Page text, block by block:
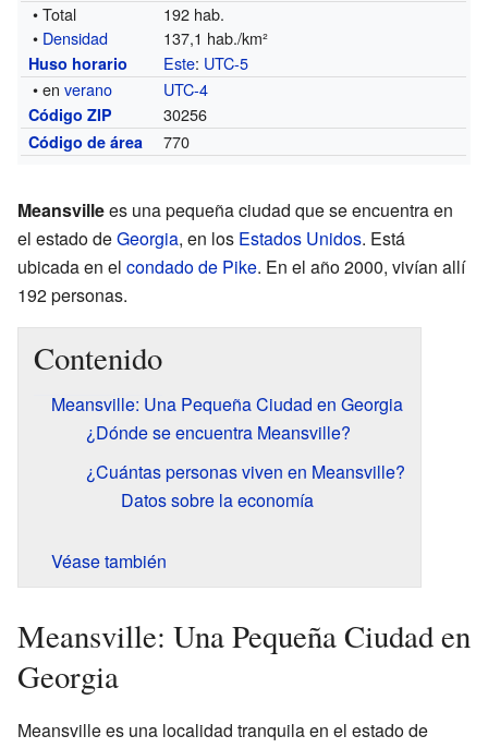
• Total
192 hab.
• Densidad 137,1 hab./km²
Huso horario Este: UTC-5
• enverano UTC-4
Código ZIP 30256
Código de área 770
Meansvillees una pequeña ciudad que se encuentra en
el estado deGeorgia, en los Estados Unidos. Está
ubicada en el condado de Pike. En el año 2000, vivían allí
192 personas.
Contenido
Meansville: Una Pequeña Ciudad en Georgia
¿Dónde se encuentra Meansville?
¿Cuántas personas viven en Meansville?
Datos sobre la economía
Véase también
Meansville: Una Pequeña Ciudad en
Georgia
Meansville es una localidad tranquila en el estado de